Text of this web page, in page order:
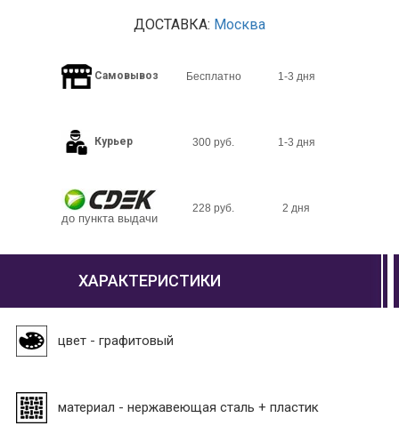
ДОСТАВКА: Москва
Самовывоз Бесплатно 1-3 дня
Курьер 300 руб. 1-3 дня
до пункта выдачи
228 руб. 2 дня
ХАРАКТЕРИСТИКИ
цвет - графитовый
материал - нержавеющая сталь + пластик